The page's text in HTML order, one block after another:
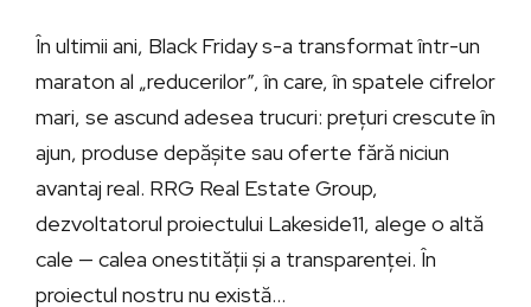
În ultimii ani, Black Friday s-a transformat într-un
maraton al „reducerilor”, în care, în spatele cifrelor
mari, se ascund adesea trucuri: prețuri crescute în
ajun, produse depășite sau oferte fără niciun
avantaj real. RRG Real Estate Group,
dezvoltatorul proiectului Lakeside11, alege o altă
cale — calea onestității și a transparenței. În
proiectul nostru nu există...